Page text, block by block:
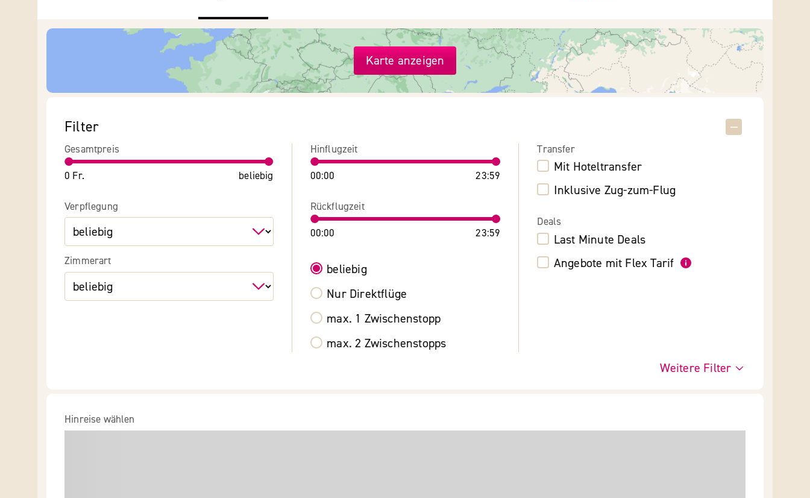
Karte anzeigen
Filter
Gesamtpreis
0 Fr. beliebig
Verpflegung
Zimmerart
Hinflugzeit
00:00 23:59
Rückflugzeit
00:00 23:59
beliebig
Nur Direktflüge
max. 1 Zwischenstopp
max. 2 Zwischenstopps
Transfer
Mit Hoteltransfer
Inklusive Zug-zum-Flug
Deals
Last Minute Deals
Angebote mit Flex Tarif
Weitere Filter
Hinreise wählen